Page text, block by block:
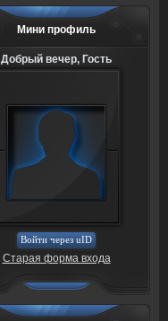
Мини профиль
Добрый вечер, Гость
Войти через uID
Старая форма входа